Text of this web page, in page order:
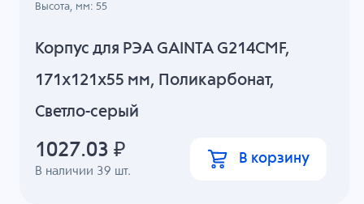
Корпус для РЭА GAINTA G214CMF,
171x121x55 мм, Поликарбонат,
Светло-серый
В наличии 39 шт.
Высота, мм: 55
1027.03 ₽ В корзину